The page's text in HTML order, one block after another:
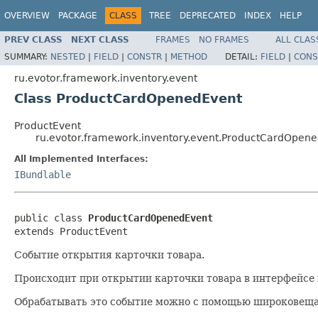
OVERVIEW PACKAGE CLASS TREE DEPRECATED INDEX HELP
PREV CLASS NEXT CLASS FRAMES NO FRAMES
ALL
SUMMARY: NESTED | FIELD | CONSTR | METHOD DETAIL: FIELD |
ru.evotor.framework.inventory.event
Class ProductCardOpenedEvent
ProductEvent
All Implemented Interfaces:
IBundlable
public class ProductCardOpenedEvent
extends ProductEvent
Событие открытия карточки товара.
Происходит при открытии карточки товара в
Обрабатывать это событие можно с помощью